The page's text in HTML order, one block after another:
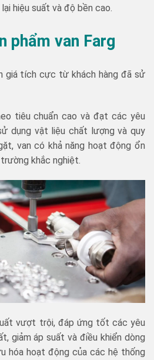
hiệu suất và độ bền cao.
phẩm van Farg
giá tích cực từ khách hàng đã sử
tiêu chuẩn cao và đạt các yêu
dụng vật liệu chất lượng và quy
van có khả năng hoạt động ổn
khắc nghiệt.
vượt trội, đáp ứng tốt các yêu
giảm áp suất và điều khiển dòng
hóa hoạt động của các hệ thống